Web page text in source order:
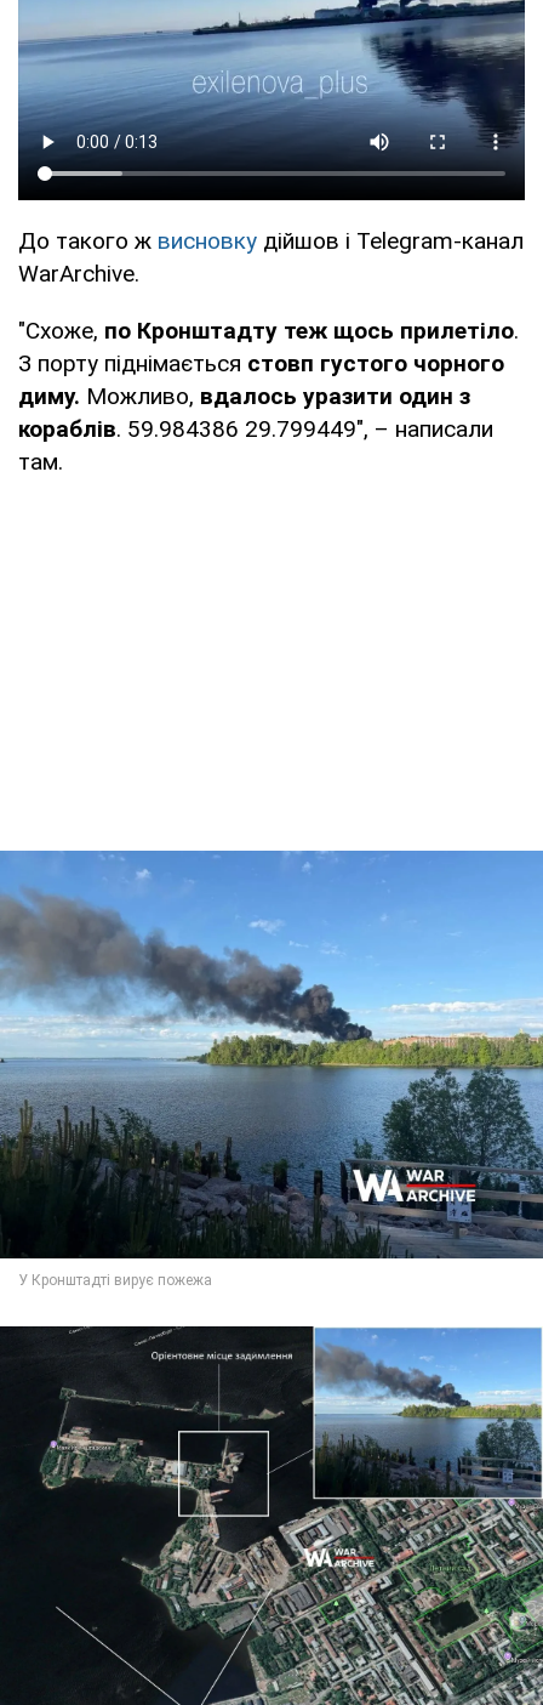
До такого ж висновку дійшов і Telegram-канал
WarArchive.
"Схоже, по Кронштадту теж щось прилетіло.
З порту піднімається стовп густого чорного
диму. Можливо, вдалось уразити один з
кораблів. 59.984386 29.799449", – написали
там.